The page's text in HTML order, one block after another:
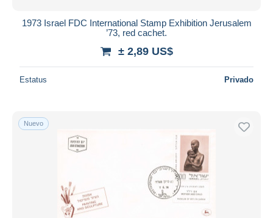
1973 Israel FDC International Stamp Exhibition Jerusalem
’73, red cachet.
± 2,89 US$
Estatus Privado
Nuevo